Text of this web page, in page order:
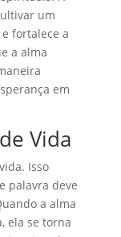
um
fortalece a
a alma
em
Vida
Isso
palavra deve
a alma
ela se torna